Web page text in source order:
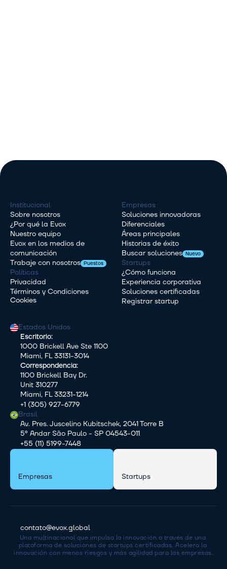
Una multinacional que impulsa la innovación a través de una
plataforma de soluciones de startups certificadas. Acelera la
innovación con menos riesgos y más agilidad para las empresas.
contato@evox.global
Institucional
Sobre nosotros
¿Por qué la Evox
Nuestro equipo
Evox en los medios de
comunicación
Trabaje con nosotros Puestos
Políticas
Privacidad
Términos y Condiciones
Cookies
Empresas
Soluciones innovadoras
Diferenciales
Áreas principales
Historias de éxito
Buscar soluciones Nuevo
Startups
¿Cómo funciona
Experiencia corporativa
Soluciones certificadas
Registrar startup
Estados Unidos
Escritorio:
1000 Brickell Ave Ste 1100
Miami, FL 33131-3014
Correspondencia:
1100 Brickell Bay Dr.
Unit 310277
Miami, FL 33231-1214
+1 (305) 927-6779
Brasil
Av. Pres. Juscelino Kubitschek, 2041 Torre B
5º Andar São Paulo - SP 04543-011
+55 (11) 5199-7448
Empresas Startups